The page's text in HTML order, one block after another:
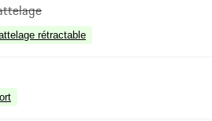
rétractable